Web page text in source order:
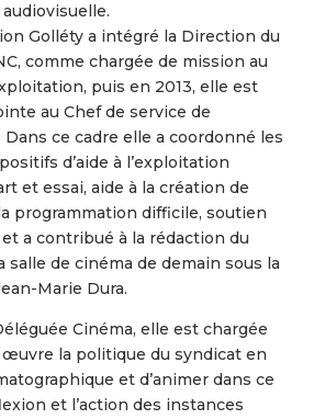
Golléty a intégré la Direction du
comme chargée de mission au
puis en 2013, elle est
au Chef de service de
Dans ce cadre elle a coordonné les
d’aide à l’exploitation
et essai, aide à la création de
programmation difficile, soutien
a contribué à la rédaction du
salle de cinéma de demain sous la
Marie Dura.
Cinéma, elle est chargée
la politique du syndicat en
et d’animer dans ce
et l’action des instances